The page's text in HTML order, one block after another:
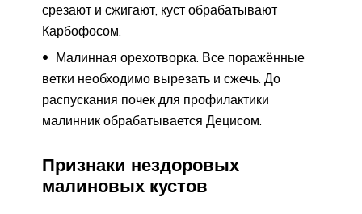
срезают и сжигают, куст обрабатывают
Карбофосом.
Малинная орехотворка. Все поражённые
ветки необходимо вырезать и сжечь. До
распускания почек для профилактики
малинник обрабатывается Децисом.
Признаки нездоровых
малиновых кустов